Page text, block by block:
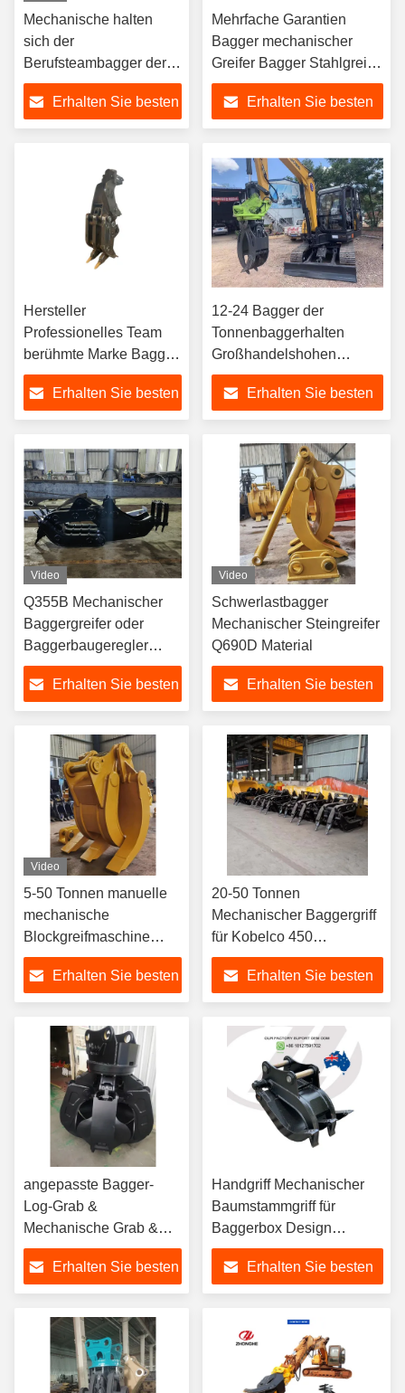
Mechanische halten
sich der
Berufsteambagger der
Zubehörhohen qualität
für Minibagger fest
Erhalten Sie besten
Mehrfache Garantien
Bagger mechanischer
Greifer Bagger Stahlgreifer
für ZX250, PC300 PC
Sanny Hitachi Komatsu
usw.
Erhalten Sie besten
Hersteller
Professionelles Team
berühmte Marke Bagger
mechanischer Greifer für
Sanny Hitachi Komatsu
PC Etc
Erhalten Sie besten
12-24 Bagger der
Tonnenbaggerhalten
Großhandelshohen
qualität Holz festhalten
hydraulisches sich
festhalten fest
Erhalten Sie besten
Video
Q355B Mechanischer
Baggergreifer oder
Baggerbaugeregler
Q355B/Q690D
Erhalten Sie besten
Video
Schwerlastbagger
Mechanischer Steingreifer
Q690D Material
Erhalten Sie besten
Video
5-50 Tonnen manuelle
mechanische
Blockgreifmaschine
Grappler für Holz,
Felsen, Stein und Abriss
Erhalten Sie besten
20-50 Tonnen
Mechanischer Baggergriff
für Kobelco 450
Komatsu200 1200-3200
kg
Erhalten Sie besten
angepasste Bagger-
Log-Grab &
Mechanische Grab &
Orange Peel-Grab
Erhalten Sie besten
Handgriff Mechanischer
Baumstammgriff für
Baggerbox Design
Australien Griff für
Felsstein und Abbruch
Erhalten Sie besten